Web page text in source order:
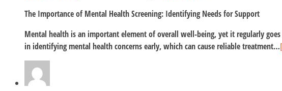
The Importance of Mental Health Screening: Identifying Needs for Support
Mental health is an important element of overall well-being, yet it regularly
in identifying mental health concerns early, which can cause reliable treatment…